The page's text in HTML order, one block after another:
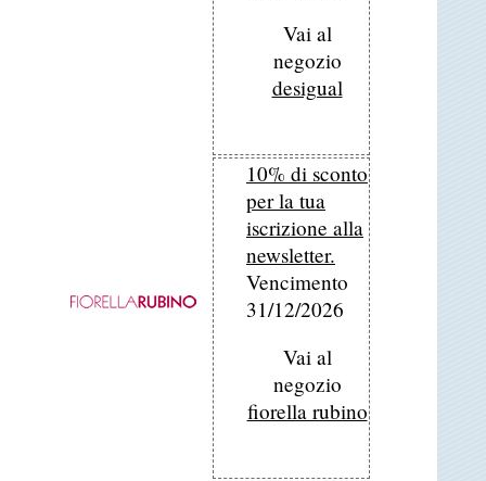
Vai al
negozio
desigual
10% di sconto
per la tua
iscrizione alla
newsletter.
Vencimento
31/12/2026
Vai al
negozio
fiorella rubino